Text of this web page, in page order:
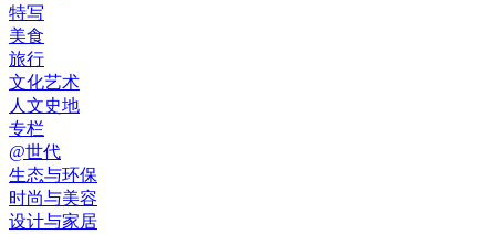
特写
美食
旅行
文化艺术
人文史地
专栏
@世代
生态与环保
时尚与美容
设计与家居